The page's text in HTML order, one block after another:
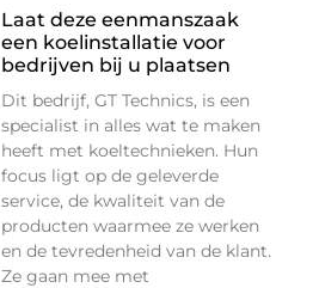
Laat deze eenmanszaak
een koelinstallatie voor
bedrijven bij u plaatsen
Dit bedrijf, GT Technics, is een
specialist in alles wat te maken
heeft met koeltechnieken. Hun
focus ligt op de geleverde
service, de kwaliteit van de
producten waarmee ze werken
en de tevredenheid van de klant.
Ze gaan mee met